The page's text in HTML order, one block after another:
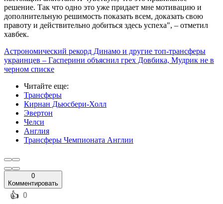
решение. Так что одно это уже придает мне мотивацию и
дополнительную решимость показать всем, доказать свою
правоту и действительно добиться здесь успеха", – отметил
хавбек.
Астрономический рекорд Динамо и другие топ-трансферы
украинцев – Гасперини объяснил грех Довбика, Мудрик не в
черном списке
Читайте еще:
Трансферы
Кирнан Дьюсбери-Холл
Эвертон
Челси
Англия
Трансферы Чемпионата Англии
0
Комментировать
️👍 0